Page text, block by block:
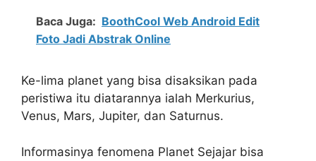
Baca Juga: BoothCool Web Android Edit
Foto Jadi Abstrak Online
Ke-lima planet yang bisa disaksikan pada
peristiwa itu diatarannya ialah Merkurius,
Venus, Mars, Jupiter, dan Saturnus.
Informasinya fenomena Planet Sejajar bisa